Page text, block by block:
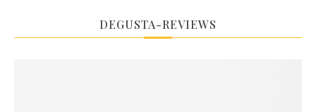
DEGUSTA-REVIEWS